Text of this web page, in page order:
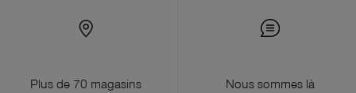
Plus de 70 magasins
Nous sommes là